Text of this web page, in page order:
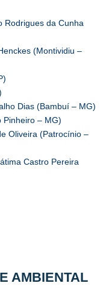
Rodrigues da Cunha
(Montividiu –
Dias (Bambuí – MG)
Pinheiro – MG)
Oliveira (Patrocínio –
Castro Pereira
AMBIENTAL